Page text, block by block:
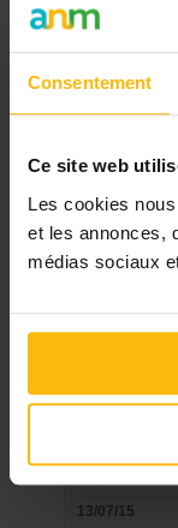
Consentement
Ce site web
Les cookies
et les annonces,
médias sociaux
Les plus
salaire
Masques
patron du
Logopède,
comme
13/07/15